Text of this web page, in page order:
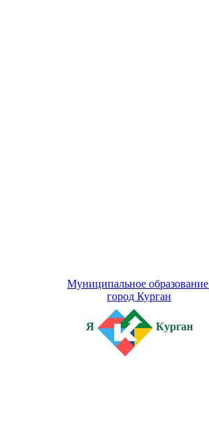
Муниципальное образование
город Курган
Я Курган